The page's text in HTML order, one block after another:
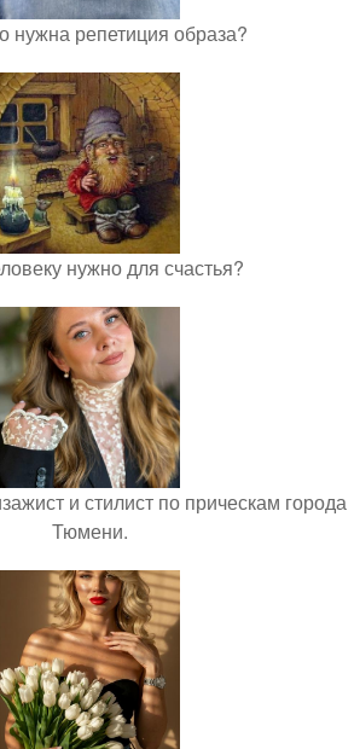
нужна репетиция образа?
нужно для счастья?
и стилист по прическам города
Тюмени.